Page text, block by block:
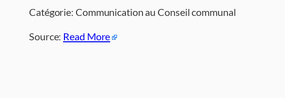
Catégorie: Communication au Conseil communal
Source: Read More